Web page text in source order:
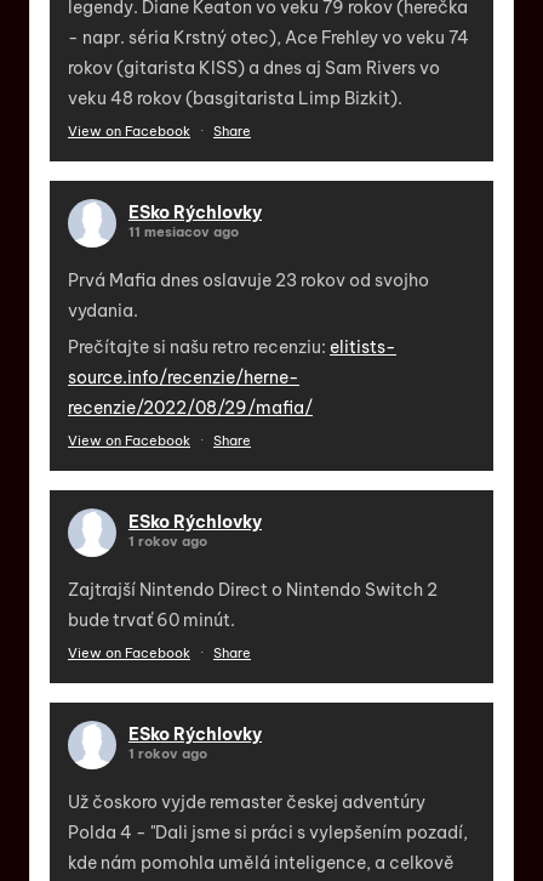
legendy. Diane Keaton vo veku 79 rokov (herečka
- napr. séria Krstný otec), Ace Frehley vo veku 74
rokov (gitarista KISS) a dnes aj Sam Rivers vo
veku 48 rokov (basgitarista Limp Bizkit).
View on Facebook · Share
ESko Rýchlovky
11 mesiacov ago
Prvá Mafia dnes oslavuje 23 rokov od svojho
vydania.
Prečítajte si našu retro recenziu: elitists-
source.info/recenzie/herne-
recenzie/2022/08/29/mafia/
View on Facebook · Share
ESko Rýchlovky
1 rokov ago
Zajtrajší Nintendo Direct o Nintendo Switch 2
bude trvať 60 minút.
View on Facebook · Share
ESko Rýchlovky
1 rokov ago
Už čoskoro vyjde remaster českej adventúry
Polda 4 - "Dali jsme si práci s vylepšením pozadí,
kde nám pomohla umělá inteligence, a celkově